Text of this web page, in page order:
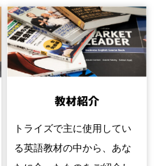
教材紹介
トライズで主に使用してい
る英語教材の中から、あな